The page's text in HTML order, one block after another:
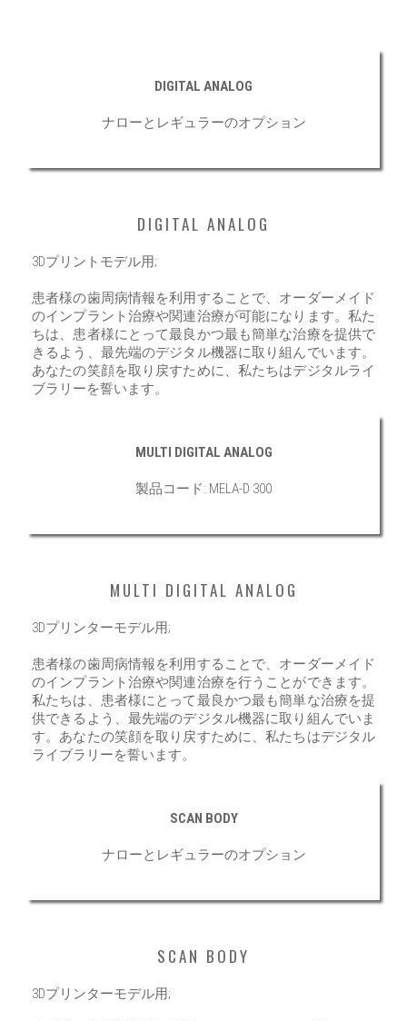
DIGITAL ANALOG
ナローとレギュラーのオプション
DIGITAL ANALOG
3Dプリントモデル用;
患者様の歯周病情報を利用することで、オーダーメイド
のインプラント治療や関連治療が可能になります。私た
ちは、患者様にとって最良かつ最も簡単な治療を提供で
きるよう、最先端のデジタル機器に取り組んでいます。
あなたの笑顔を取り戻すために、私たちはデジタルライ
ブラリーを誓います。
MULTI DIGITAL ANALOG
製品コード: MELA-D 300
MULTI DIGITAL ANALOG
3Dプリンターモデル用;
患者様の歯周病情報を利用することで、オーダーメイド
のインプラント治療や関連治療を行うことができます。
私たちは、患者様にとって最良かつ最も簡単な治療を提
供できるよう、最先端のデジタル機器に取り組んでいま
す。あなたの笑顔を取り戻すために、私たちはデジタル
ライブラリーを誓います。
SCAN BODY
ナローとレギュラーのオプション
SCAN BODY
3Dプリンターモデル用;